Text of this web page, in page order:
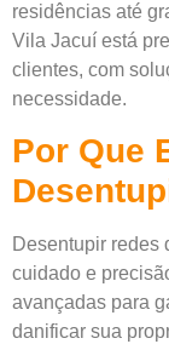
residências até
Vila Jacuí está
clientes, com
necessidade.
Por Que
Desentupir redes
cuidado e
avançadas para
danificar sua